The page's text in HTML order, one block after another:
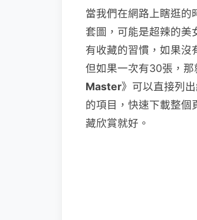
當我們在網路上瞎逛的
套圖，可能是超辣的美
有收藏的習慣，如果沒
但如果一次有30張，
Master》可以直接列
的項目，快速下載整個
藏欣賞就好。